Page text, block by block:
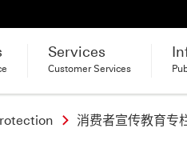
Services
Customer Services
消费者宣传教育专